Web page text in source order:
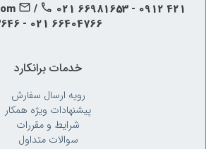
/
021 66981653 - 0912 421
- 021 66404766
خدمات برانکارد
رویه‌ ارسال سفارش
پیشنهادات ویژه همکار
شرایط و مقررات
سوالات متداول